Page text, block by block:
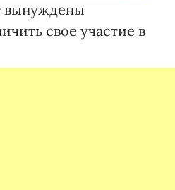
вынуждены
свое участие в